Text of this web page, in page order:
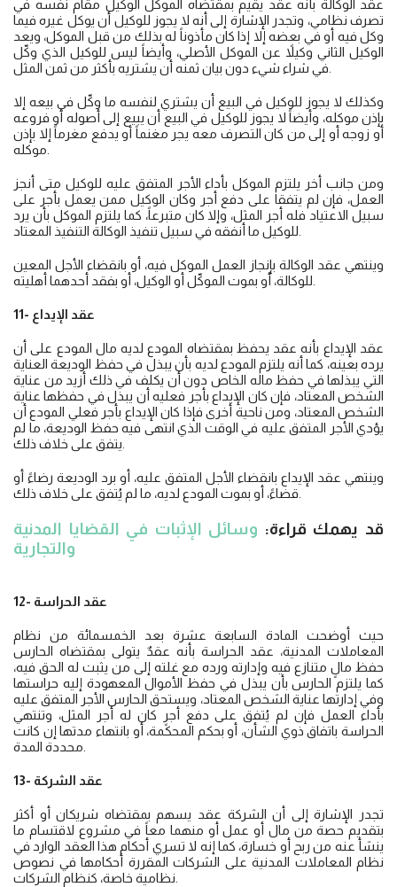
عقد الوكالة بأنه عقد يقيم بمقتضاه الموكل الوكيل مقام نفسه في
تصرف نظامي، وتجدر الإشارة إلى أنه لا يجوز للوكيل أن يوكل غيره فيما
وكل فيه أو في بعضه إلا إذا كان مأذوناً له بذلك من قبل الموكل، ويعد
الوكيل الثاني وكيلاً عن الموكل الأصلي، وأيضاً ليس للوكيل الذي وكّل
في شراء شيء دون بيان ثمنه أن يشتريه بأكثر من ثمن المثل.
وكذلك لا يجوز للوكيل في البيع أن يشتري لنفسه ما وكّل في بيعه إلا
بإذن موكله، وأيضاً لا يجوز للوكيل في البيع أن يبيع إلى أصوله أو فروعه
أو زوجه أو إلى من كان التصرف معه يجر مغنماً أو يدفع مغرماً إلا بإذن
موكله.
ومن جانب أخر يلتزم الموكل بأداء الأجر المتفق عليه للوكيل متى أنجز
العمل، فإن لم يتفقا على دفع أجر وكان الوكيل ممن يعمل بأجر على
سبيل الاعتياد فله أجر المثل، وإلا كان متبرعاً، كما يلتزم الموكل بأن يرد
للوكيل ما أنفقه في سبيل تنفيذ الوكالة التنفيذ المعتاد.
وينتهي عقد الوكالة بإنجاز العمل الموكل فيه، أو بانقضاء الأجل المعين
للوكالة، أو بموت الموكّل أو الوكيل، أو بفقد أحدهما أهليته.
عقد الإيداع بأنه عقد يحفظ بمقتضاه المودع لديه مال المودع على أن
يرده بعينه، كما أنه يلتزم المودع لديه بأن يبذل في حفظ الوديعة العناية
التي يبذلها في حفظ ماله الخاص دون أن يكلف في ذلك أزيد من عناية
الشخص المعتاد، فإن كان الإيداع بأجر فعليه أن يبذل في حفظها عناية
الشخص المعتاد، ومن ناحية أخرى فإذا كان الإيداع بأجر فعلي المودع أن
يؤدي الأجر المتفق عليه في الوقت الذي انتهى فيه حفظ الوديعة، ما لم
يتفق على خلاف ذلك.
وينتهي عقد الإيداع بانقضاء الأجل المتفق عليه، أو برد الوديعة رضاءً أو
قضاءً، أو بموت المودع لديه، ما لم يُتفق على خلاف ذلك.
قد يهمك قراءة: وسائل الإثبات في القضايا المدنية
والتجارية
12- عقد الحراسة
حيث أوضحت المادة السابعة عشرة بعد الخمسمائة من نظام
المعاملات المدنية، عقد الحراسة بأنه عقدٌ يتولى بمقتضاه الحارس
حفظ مالٍ متنازع فيه وإدارته ورده مع غلته إلى من يثبت له الحق فيه،
كما يلتزم الحارس بأن يبذل في حفظ الأموال المعهودة إليه حراستها
وفي إدارتها عناية الشخص المعتاد، ويستحق الحارس الأجر المتفق عليه
بأداء العمل فإن لم يُتفق على دفع أجرٍ كان له أجر المثل، وتنتهي
الحراسة باتفاق ذوي الشأن، أو بحكم المحكمة، أو بانتهاء مدتها إن كانت
محددة المدة.
تجدر الإشارة إلى أن الشركة عقد يسهم بمقتضاه شريكان أو أكثر
بتقديم حصة من مال أو عمل أو منهما معاً في مشروع لاقتسام ما
ينشأ عنه من ربح أو خسارة، كما إنه لا تسري أحكام هذا العقد الوارد في
نظام المعاملات المدنية على الشركات المقررة أحكامها في نصوص
نظامية خاصة، كنظام الشركات.